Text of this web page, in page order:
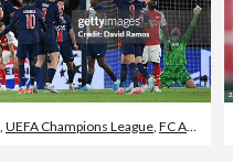
UEFA Champions League FC Arsenal